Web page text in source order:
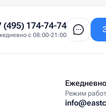
(495) 174-74-74
с 08:00-21:00
Режим